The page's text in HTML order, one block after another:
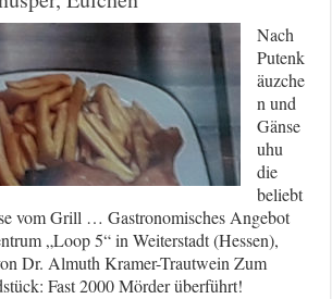
Nach
Putenk
äuzche
n und
Gänse
uhu
die
beliebt
vom Grill … Gastronomisches Angebot
„Loop 5“ in Weiterstadt (Hessen),
Dr. Almuth Kramer-Trautwein Zum
Fast 2000 Mörder überführt!